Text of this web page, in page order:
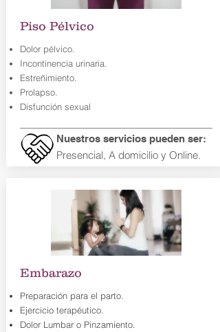
Piso Pélvico
Dolor pélvico.
Incontinencia urinaria.
Estreñimiento.
Prolapso.
Disfunción sexual
Presencial, A domicilio y Online.
Nuestros servicios pueden ser:
Embarazo
Preparación para el parto.
Ejercicio terapéutico.
Dolor Lumbar o Pinzamiento.